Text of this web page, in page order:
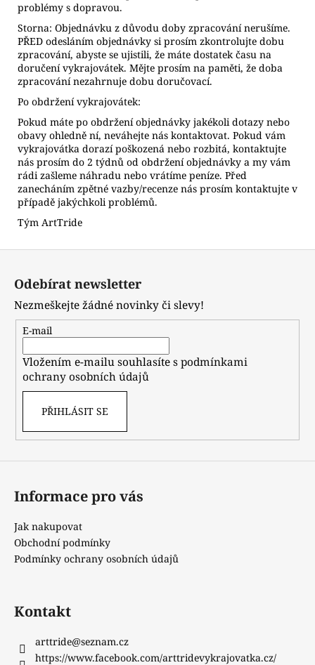
problémy s dopravou.
Storna: Objednávku z důvodu doby zpracování nerušíme.
PŘED odesláním objednávky si prosím zkontrolujte dobu
zpracování, abyste se ujistili, že máte dostatek času na
doručení vykrajovátek. Mějte prosím na paměti, že doba
zpracování nezahrnuje dobu doručovací.
Po obdržení vykrajovátek:
Pokud máte po obdržení objednávky jakékoli dotazy nebo
obavy ohledně ní, neváhejte nás kontaktovat. Pokud vám
vykrajovátka dorazí poškozená nebo rozbitá, kontaktujte
nás prosím do 2 týdnů od obdržení objednávky a my vám
rádi zašleme náhradu nebo vrátíme peníze. Před
zanecháním zpětné vazby/recenze nás prosím kontaktujte v
případě jakýchkoli problémů.
Tým ArtTride
Odebírat newsletter
Nezmeškejte žádné novinky či slevy!
E-mail
Vložením e-mailu souhlasíte spodmínkami
ochrany osobních údajů
PŘIHLÁSIT SE
Informace pro vás
Jak nakupovat
Obchodní podmínky
Podmínky ochrany osobních údajů
Kontakt
arttride@seznam.cz
https://www.facebook.com/arttridevykrajovatka.cz/